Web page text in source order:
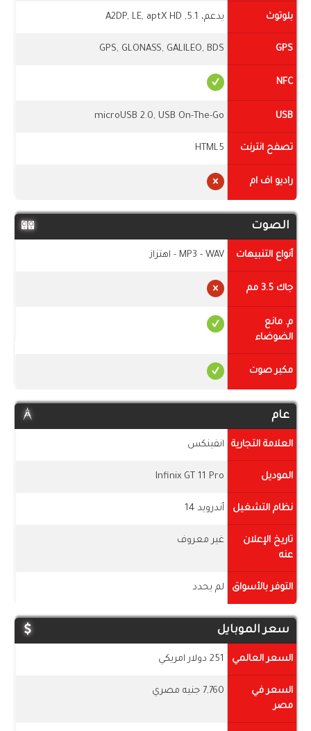
بلوتوث يدعم، 5.1, A2DP, LE, aptX HD
GPS
GPS, GLONASS, GALILEO, BDS
NFC
USB
microUSB 2.0, USB On-The-Go
تصفح انترنت HTML5
راديو اف ام
الصوت
أنواع التنبيهات MP3 - WAV - اهتزاز
جاك 3.5 مم
م. مانع
الضوضاء
مكبر صوت
عام
العلامة التجارية انفينكس
الموديل Infinix GT 11 Pro
نظام التشغيل أندرويد 14
تاريخ الإعلان
عنه
غير معروف
التوفر بالأسواق لم يحدد
سعر الموبايل
السعر العالمي 251 دولار امريكي
السعر في
مصر
7,760 جنيه مصري